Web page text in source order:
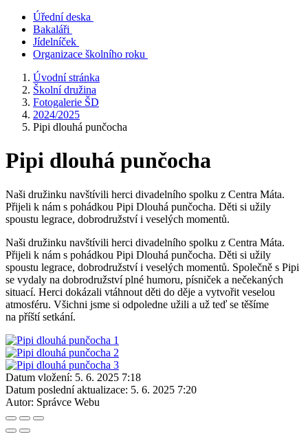
Úřední deska
Bakaláři
Jídelníček
Organizace školního roku
Úvodní stránka
Školní družina
Fotogalerie ŠD
2024/2025
Pipi dlouhá punčocha
Pipi dlouhá punčocha
Naši družinku navštívili herci divadelního spolku z Centra Máta.
Přijeli k nám s pohádkou Pipi Dlouhá punčocha. Děti si užily
spoustu legrace, dobrodružství i veselých momentů.
Naši družinku navštívili herci divadelního spolku z Centra Máta.
Přijeli k nám s pohádkou Pipi Dlouhá punčocha. Děti si užily
spoustu legrace, dobrodružství i veselých momentů. Společně s Pipi
se vydaly na dobrodružství plné humoru, písniček a nečekaných
situací. Herci dokázali vtáhnout děti do děje a vytvořit veselou
atmosféru. Všichni jsme si odpoledne užili a už teď se těšíme
na příští setkání.
Datum vložení: 5. 6. 2025 7:18
Datum poslední aktualizace: 5. 6. 2025 7:20
Autor: Správce Webu